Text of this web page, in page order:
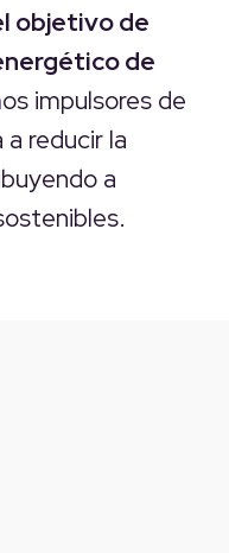
objetivo de
de
impulsores de
reducir la
a